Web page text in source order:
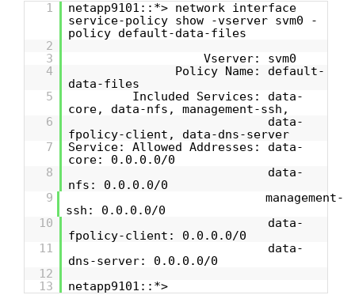
1
netapp9101::*> network interface
service-policy show -vserver svm0 -
policy default-data-files
2
3
Vserver: svm0
4
Policy Name: default-
data-files
5
Included Services: data-
core, data-nfs, management-ssh,
6
data-
fpolicy-client, data-dns-server
7
Service: Allowed Addresses: data-
core: 0.0.0.0/0
8
data-
nfs: 0.0.0.0/0
9
management-
ssh: 0.0.0.0/0
10
data-
fpolicy-client: 0.0.0.0/0
11
data-
dns-server: 0.0.0.0/0
12
13
netapp9101::*>